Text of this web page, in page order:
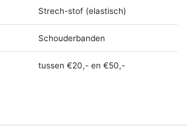
Strech-stof (elastisch)
Schouderbanden
tussen €20,- en €50,-